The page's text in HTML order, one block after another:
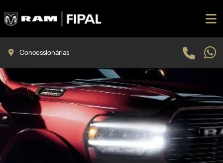
Concessionárias